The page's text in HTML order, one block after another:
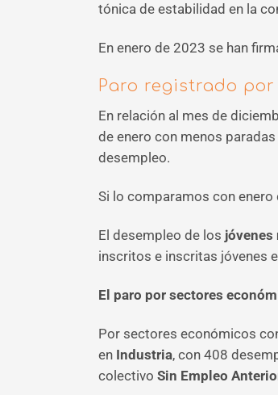
tónica de estabilidad en la
En enero de 2023 se han
Paro registrado por
En relación al mes de
de enero con menos paradas
desempleo.
Si lo comparamos con enero
El desempleo de los jóvenes
inscritos e inscritas jóvenes
El paro por sectores
Por sectores económicos
en Industria, con 408
colectivo Sin Empleo